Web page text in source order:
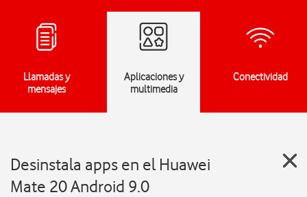
Llamadas y
mensajes
Aplicaciones y
multimedia
Conectividad
Desinstala apps en el Huawei
Mate 20 Android 9.0